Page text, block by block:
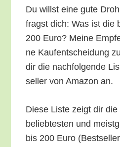
Du willst eine gute
fragst dich: Was ist die
200 Euro? Mei­ne
ne Kauf­ent­schei­dung
dir die nach­fol­gen­de
sel­ler von Ama­zon an.
Die­se Lis­te zeigt dir die
belieb­tes­ten und
bis 200 Euro